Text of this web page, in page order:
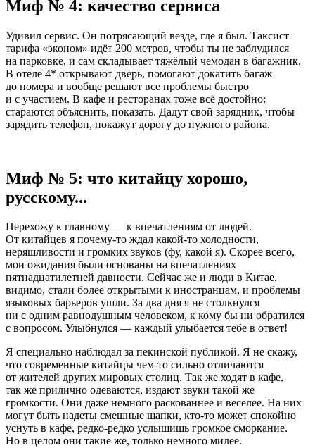
Миф № 4: качество сервиса
Удивил сервис. Он потрясающий везде, где я был. Таксист
тарифа «эконом» идёт 200 метров, чтобы ты не заблудился
на парковке, и сам складывает тяжёлый чемодан в багажник.
В отеле 4* открывают дверь, помогают докатить багаж
до номера и вообще решают все проблемы быстро
и с участием. В кафе и ресторанах тоже всё достойно:
стараются объяснить, показать. Дадут свой зарядник, чтобы
зарядить телефон, покажут дорогу до нужного района.
Миф № 5: что китайцу хорошо,
русскому...
Перехожу к главному — к впечатлениям от людей.
От китайцев я почему-то ждал какой-то холодности,
неряшливости и громких звуков (фу, какой я). Скорее всего,
мои ожидания были основаны на впечатлениях
пятнадцатилетней давности. Сейчас же и люди в Китае,
видимо, стали более открытыми к иностранцам, и проблемы
языковых барьеров ушли. За два дня я не столкнулся
ни с одним равнодушным человеком, к кому бы ни обратился
с вопросом. Улыбнулся — каждый улыбается тебе в ответ!
Я специально наблюдал за пекинской публикой. Я не скажу,
что современные китайцы чем-то сильно отличаются
от жителей других мировых столиц. Так же ходят в кафе,
так же прилично одеваются, издают звуки такой же
громкости. Они даже немного раскованнее и веселее. На них
могут быть надеты смешные шапки, кто-то может спокойно
уснуть в кафе, редко-редко услышишь громкое сморкание.
Но в целом они такие же, только немного милее.